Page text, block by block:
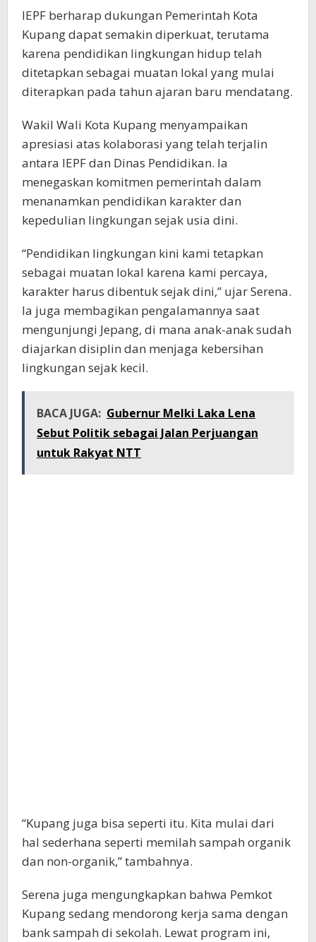
IEPF berharap dukungan Pemerintah Kota
Kupang dapat semakin diperkuat, terutama
karena pendidikan lingkungan hidup telah
ditetapkan sebagai muatan lokal yang mulai
diterapkan pada tahun ajaran baru mendatang.
Wakil Wali Kota Kupang menyampaikan
apresiasi atas kolaborasi yang telah terjalin
antara IEPF dan Dinas Pendidikan. Ia
menegaskan komitmen pemerintah dalam
menanamkan pendidikan karakter dan
kepedulian lingkungan sejak usia dini.
“Pendidikan lingkungan kini kami tetapkan
sebagai muatan lokal karena kami percaya,
karakter harus dibentuk sejak dini,” ujar Serena.
Ia juga membagikan pengalamannya saat
mengunjungi Jepang, di mana anak-anak sudah
diajarkan disiplin dan menjaga kebersihan
lingkungan sejak kecil.
BACA JUGA: Gubernur Melki Laka Lena
Sebut Politik sebagai Jalan Perjuangan
untuk Rakyat NTT
“Kupang juga bisa seperti itu. Kita mulai dari
hal sederhana seperti memilah sampah organik
dan non-organik,” tambahnya.
Serena juga mengungkapkan bahwa Pemkot
Kupang sedang mendorong kerja sama dengan
bank sampah di sekolah. Lewat program ini,